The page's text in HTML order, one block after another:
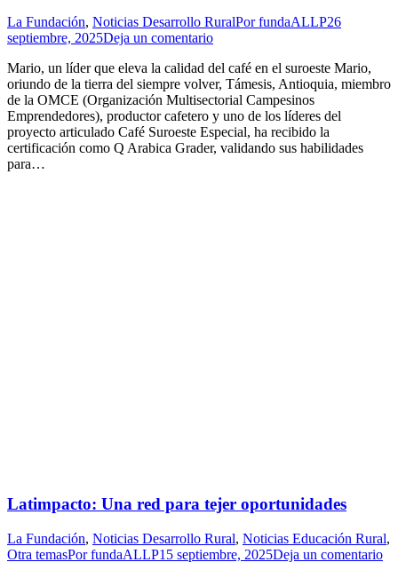
La Fundación, Noticias Desarrollo RuralPorfundaALLP26
septiembre, 2025Deja un comentario
Mario, un líder que eleva la calidad del café en el suroeste Mario,
oriundo de la tierra del siempre volver, Támesis, Antioquia, miembro
de la OMCE (Organización Multisectorial Campesinos
Emprendedores), productor cafetero y uno de los líderes del
proyecto articulado Café Suroeste Especial, ha recibido la
certificación como Q Arabica Grader, validando sus habilidades
para…
Latimpacto: Una red para tejer oportunidades
La Fundación, Noticias Desarrollo Rural, Noticias Educación Rural,
Otra temasPorfundaALLP15 septiembre, 2025Deja un comentario